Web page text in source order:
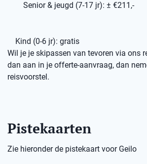
Senior & jeugd (7-17 jr): ± €211,-
Kind (0-6 jr): gratis
Wil je je skipassen van tevoren via ons
dan aan in je offerte-aanvraag, dan
reisvoorstel.
Pistekaarten
Zie hieronder de pistekaart voor Geilo